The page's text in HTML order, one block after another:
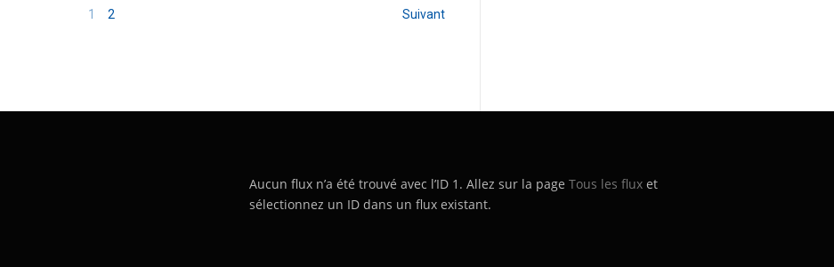
1 2 Suivant
Aucun flux n’a été trouvé avec l’ID 1. Allez sur la page Tous les flux et
sélectionnez un ID dans un flux existant.